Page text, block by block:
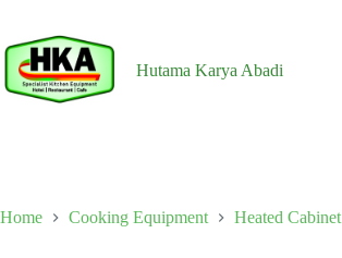
content
Hutama Karya Abadi
Home Cooking Equipment Heated Cabinet